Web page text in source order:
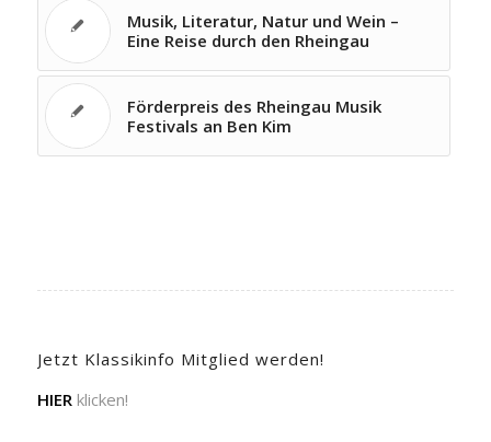
Musik, Literatur, Natur und Wein –
Eine Reise durch den Rheingau
Förderpreis des Rheingau Musik
Festivals an Ben Kim
Jetzt Klassikinfo Mitglied werden!
HIER klicken!